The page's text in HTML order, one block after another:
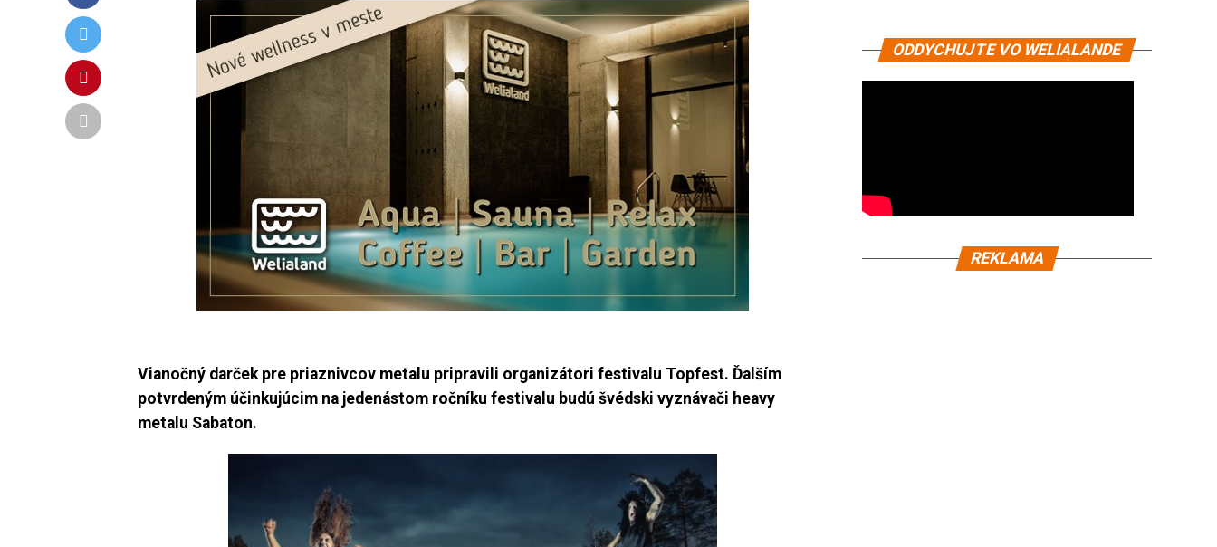
Vianočný darček pre priaznivcov metalu pripravili organizátori festivalu Topfest. Ďalším
potvrdeným účinkujúcim na jedenástom ročníku festivalu budú švédski vyznávači heavy
metalu Sabaton.
ODDYCHUJTE VO WELIALANDE
REKLAMA